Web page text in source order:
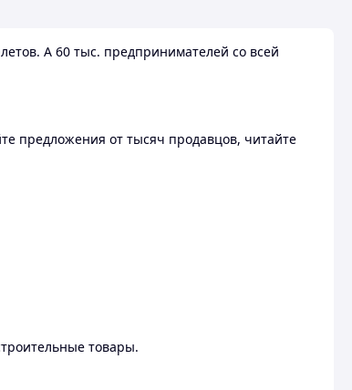
А 60 тыс. предпринимателей со всей
предложения от тысяч продавцов, читайте
товары.